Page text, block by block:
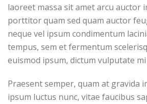
laoreet massa sit amet arcu auctor
porttitor quam sed quam auctor
neque vel ipsum condimentum
tempus, sem et fermentum
euismod ipsum, dictum vulputate mi
Praesent semper, quam at gravida
ipsum luctus nunc, vitae faucibus